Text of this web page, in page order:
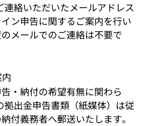
絡いただいたメールアドレス
ン申告に関するご案内を行い
メールでのご連絡は不要で
・納付の希望有無に関わら
拠出金申告書類（紙媒体）は従
付義務者へ郵送いたします。